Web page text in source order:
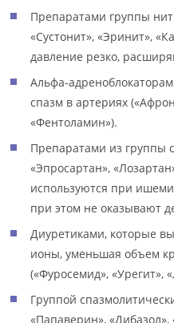
Препаратами группы
«Сустонит», «Эринит»,
давление резко,
Альфа-
спазм в артериях
«Фентоламин»).
Препаратами из группы
«Эпросартан»,
используются при
при этом не оказывают
Диуретиками, которые
ионы, уменьшая объем
(«Фуросемид», «Урегит»,
Группой
«Папаверин», «Дибазол»,